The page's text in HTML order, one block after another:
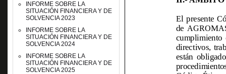
INFORME SOBRE LA
SITUACIÓN FINANCIERA Y DE
SOLVENCIA 2023
INFORME SOBRE LA
SITUACIÓN FINANCIERA Y DE
SOLVENCIA 2024
INFORME SOBRE LA
SITUACIÓN FINANCIERA Y DE
SOLVENCIA 2025